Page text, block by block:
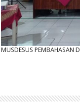
MUSDESUS PEMBAHASAN